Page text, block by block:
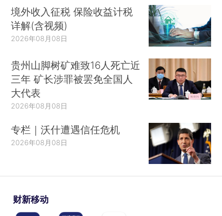
境外收入征税 保险收益计税
详解(含视频)
2026年08月08日
贵州山脚树矿难致16人死亡近
三年 矿长涉罪被罢免全国人
大代表
2026年08月08日
专栏｜沃什遭遇信任危机
2026年08月08日
财新移动